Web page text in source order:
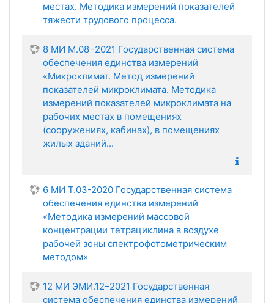
местах. Методика измерений показателей
тяжести трудового процесса.
8 МИ М.08−2021 Государственная система
обеспечения единства измерений
«Микроклимат. Метод измерений
показателей микроклимата. Методика
измерений показателей микроклимата на
рабочих местах в помещениях
(сооружениях, кабинах), в помещениях
жилых зданий...
6 МИ Т.03-2020 Государственная система
обеспечения единства измерений
«Методика измерений массовой
концентрации тетрациклина в воздухе
рабочей зоны спектрофотометрическим
методом»
12 МИ ЭМИ.12–2021 Государственная
система обеспечения единства измерений